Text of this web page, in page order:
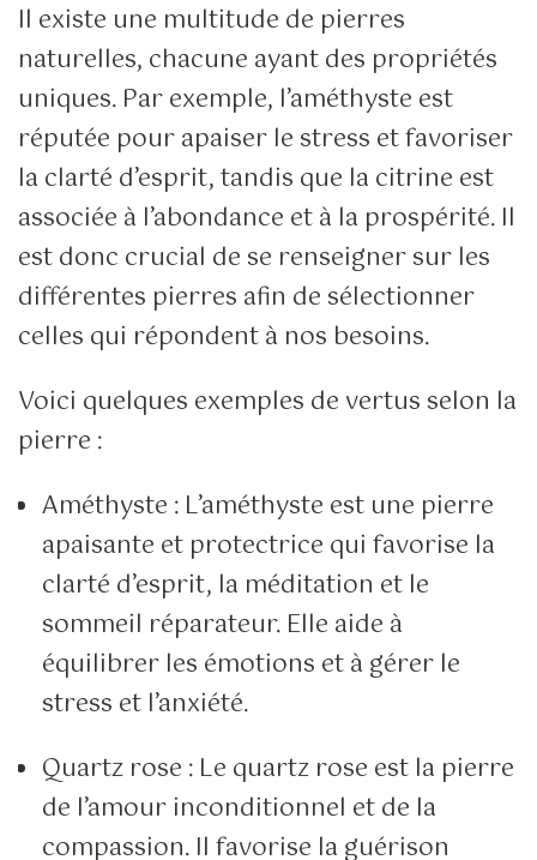
Il existe une multitude de pierres
naturelles, chacune ayant des propriétés
uniques. Par exemple, l’améthyste est
réputée pour apaiser le stress et favoriser
la clarté d’esprit, tandis que la citrine est
associée à l’abondance et à la prospérité. Il
est donc crucial de se renseigner sur les
différentes pierres afin de sélectionner
celles qui répondent à nos besoins.
Voici quelques exemples de vertus selon la
pierre :
Améthyste : L’améthyste est une pierre
apaisante et protectrice qui favorise la
clarté d’esprit, la méditation et le
sommeil réparateur. Elle aide à
équilibrer les émotions et à gérer le
stress et l’anxiété.
Quartz rose : Le quartz rose est la pierre
de l’amour inconditionnel et de la
compassion. Il favorise la guérison